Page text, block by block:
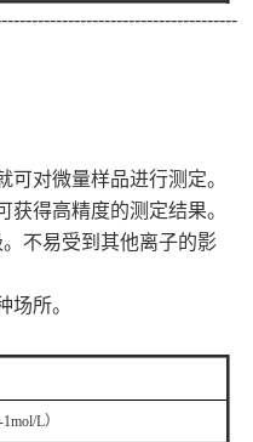
可对微量样品进行测定。
获得高精度的测定结果。
不易受到其他离子的影
场所。
L）